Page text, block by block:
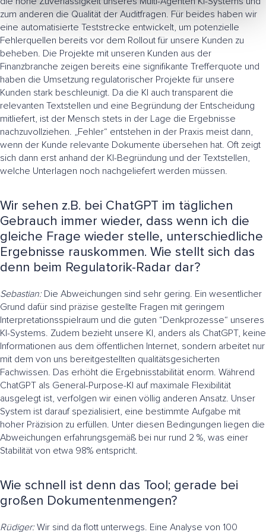
zum anderen die Qualität der Auditfragen. Für beides haben wir
eine automatisierte Teststrecke entwickelt, um potenzielle
Fehlerquellen bereits vor dem Rollout für unsere Kunden zu
beheben. Die Projekte mit unseren Kunden aus der
Finanzbranche zeigen bereits eine signifikante Trefferquote und
haben die Umsetzung regulatorischer Projekte für unsere
Kunden stark beschleunigt. Da die KI auch transparent die
relevanten Textstellen und eine Begründung der Entscheidung
mitliefert, ist der Mensch stets in der Lage die Ergebnisse
nachzuvollziehen. „Fehler“ entstehen in der Praxis meist dann,
wenn der Kunde relevante Dokumente übersehen hat. Oft zeigt
sich dann erst anhand der KI-Begründung und der Textstellen,
welche Unterlagen noch nachgeliefert werden müssen.
Wir sehen z.B. bei ChatGPT im täglichen
Gebrauch immer wieder, dass wenn ich die
gleiche Frage wieder stelle, unterschiedliche
Ergebnisse rauskommen. Wie stellt sich das
denn beim Regulatorik-Radar dar?
Sebastian: Die Abweichungen sind sehr gering. Ein wesentlicher
Grund dafür sind präzise gestellte Fragen mit geringem
Interpretationsspielraum und die guten “Denkprozesse“ unseres
KI-Systems. Zudem bezieht unsere KI, anders als ChatGPT, keine
Informationen aus dem öffentlichen Internet, sondern arbeitet nur
mit dem von uns bereitgestellten qualitätsgesicherten
Fachwissen. Das erhöht die Ergebnisstabilität enorm. Während
ChatGPT als General-Purpose-KI auf maximale Flexibilität
ausgelegt ist, verfolgen wir einen völlig anderen Ansatz. Unser
System ist darauf spezialisiert, eine bestimmte Aufgabe mit
hoher Präzision zu erfüllen. Unter diesen Bedingungen liegen die
Abweichungen erfahrungsgemäß bei nur rund 2 %, was einer
Stabilität von etwa 98% entspricht.
Wie schnell ist denn das Tool; gerade bei
großen Dokumentenmengen?
Rüdiger:Wir sind da flott unterwegs. Eine Analyse von 100